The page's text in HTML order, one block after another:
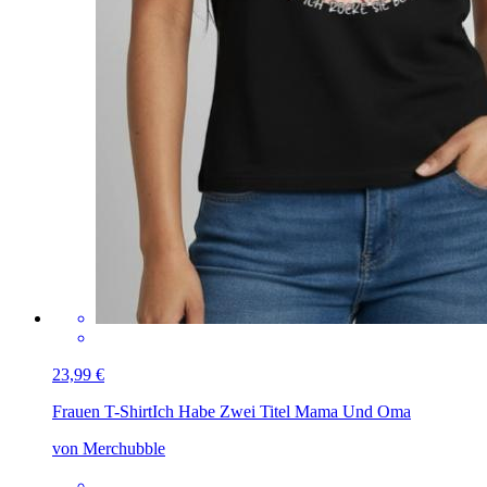
23,99 €
Frauen T-ShirtIch Habe Zwei Titel Mama Und Oma
von Merchubble